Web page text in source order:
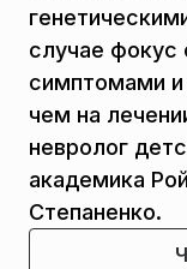
случае фокус
симптомами и
чем на
невролог
академика
Степаненко.